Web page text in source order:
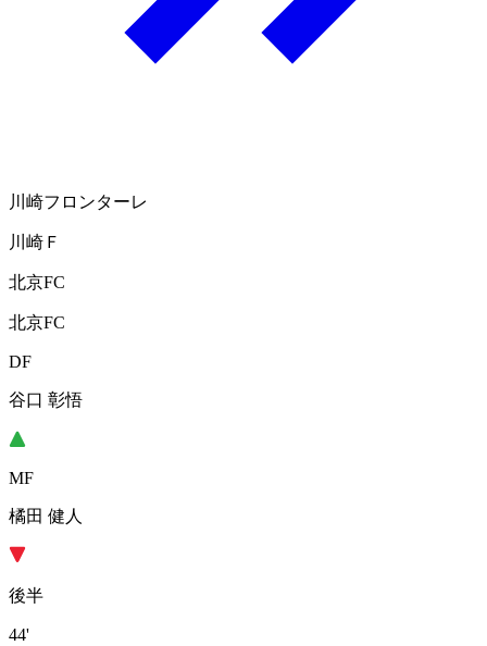
川崎フロンターレ
川崎Ｆ
北京FC
北京FC
DF
谷口 彰悟
MF
橘田 健人
後半
44'